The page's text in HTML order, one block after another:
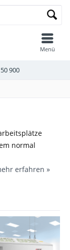
900
Menü
normal
erfahren »